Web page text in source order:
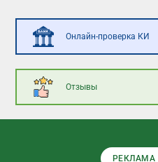
Онлайн-проверка КИ
Отзывы
РЕКЛАМА